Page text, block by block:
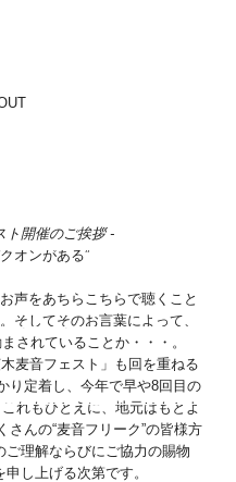
ト開催のご挨拶 -
オンがある”
声をあちらこちらで聴くこと
そしてそのお言葉によって、
されていることか・・・。
麦音フェスト」も回を重ねる
り定着し、今年で早や8回目の
れもひとえに、地元はもとよ
んの“麦音フリーク”の皆様方
理解ならびにご協力の賜物
し上げる次第です。